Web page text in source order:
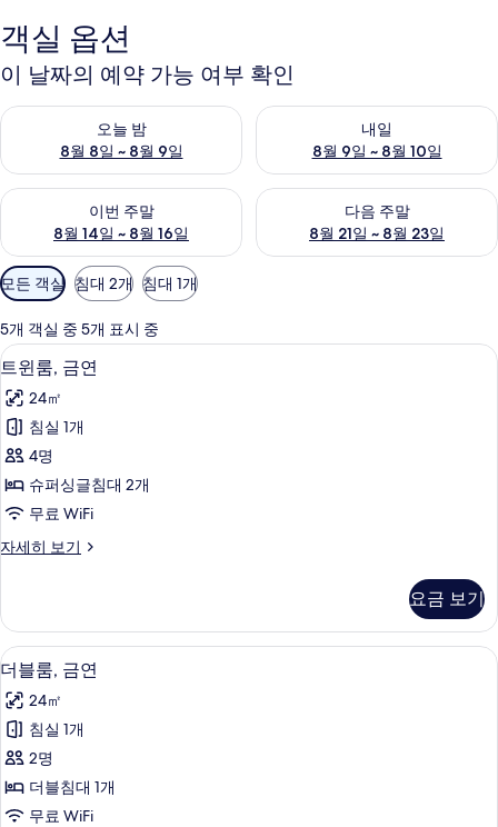
객실 옵션
이 날짜의 예약 가능 여부 확인
오늘 밤
8월 8일 ~ 8월 9일
오늘 밤 예약 가능 여부 확인, 8월 8일 ~ 8월 9일
내일
8월 9일 ~ 8월 10일
내일 예약 가능 여부 확인, 8월
이번 주말
8월 14일 ~ 8월 16일
이번 주말 예약 가능 여부 확인, 8월 14일 ~ 8월 16일
다음 주말
8월 21일 ~ 8월 23일
다음 주말 예약 가능 여부 확인
객
실
에
사
용
가
능
한
터
모든 객실 침대 2개 침대 1개
5개 객실 중 5개 표시 중
트
윈
룸,
금
연
사
모
보
기
트윈룸, 금연 | 암막 커튼, 무료 WiFi, 침
14
트윈룸, 금연
24㎡
침실 1개
4명
슈퍼싱글침대 2개
무료 WiFi
자세히 보기
트
연
자
세
히
보
기
요금 보기
더
블
룸,
금
연
사
더블룸, 금연 | 암막 커튼, 무료 WiFi, 침
3
더블룸, 금연
24㎡
침실 1개
2명
더블침대 1개
무료 WiFi